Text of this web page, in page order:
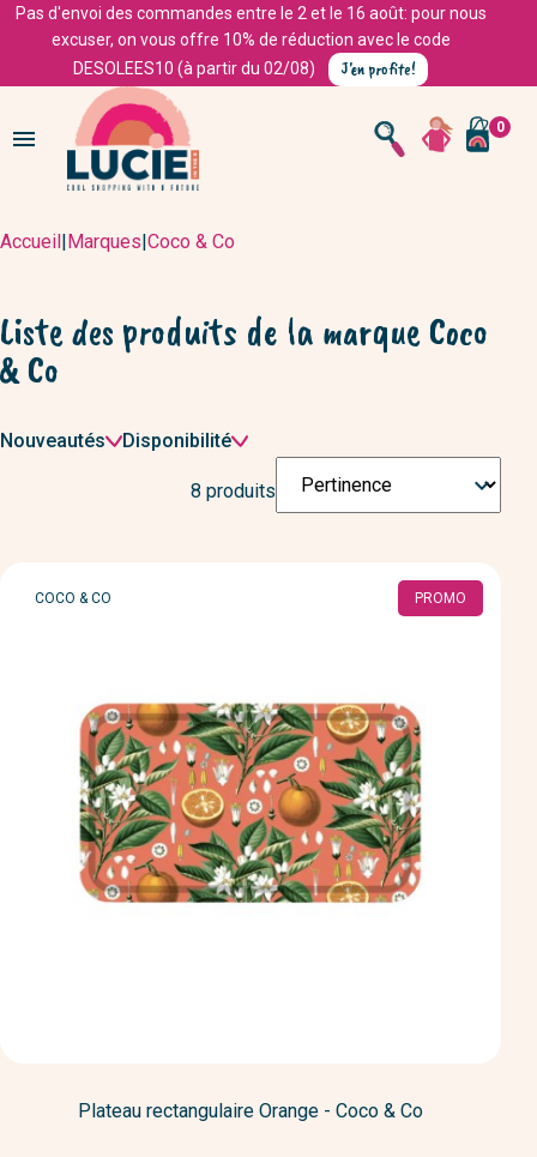
Pas d'envoi des commandes entre le 2 et le 16 août: pour nous
excuser, on vous offre 10% de réduction avec le code
DESOLEES10 (à partir du 02/08)
J'en profite!
 0
Accueil|Marques|Coco & Co
Liste des produits de la marque Coco
& Co
Filtrer
Nouveautés Disponibilité
8 produits 
MARQUE
COCO & CO PROMO
Plateau rectangulaire Orange - Coco & Co